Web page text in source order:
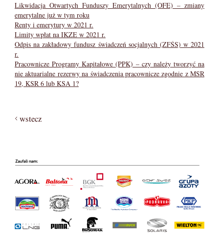
Likwidacja Otwartych Funduszy Emerytalnych (OFE) – zmiany
emerytalne już w tym roku
Renty i emerytury w 2021 r.
Limity wpłat na IKZE w 2021 r.
Odpis na zakładowy fundusz świadczeń socjalnych (ZFŚS) w 2021
r.
Pracownicze Programy Kapitałowe (PPK) – czy należy tworzyć na
nie aktuarialne rezerwy na świadczenia pracownicze zgodnie z MSR
19, KSR 6 lub KSA 1?
wstecz